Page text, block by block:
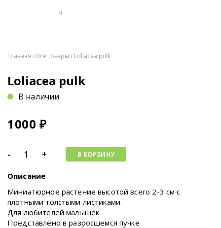
0
Главная / Все товары / Loliacea pulk
Loliacea pulk
В наличии
1000 ₽
- + В КОРЗИНУ
Описание
Миниатюрное растение высотой всего 2-3 см с
плотными толстыми листиками.
Для любителей малышек
Представлено в разросшемся пучке